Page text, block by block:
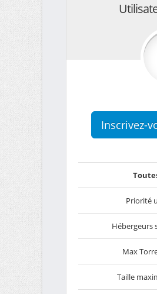
Inscrivez-
Priorité
Hébergeurs
Max
Taille